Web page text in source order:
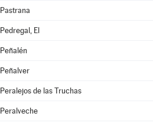
Pastrana
Pedregal, El
Peñalén
Peñalver
Peralejos de las Truchas
Peralveche